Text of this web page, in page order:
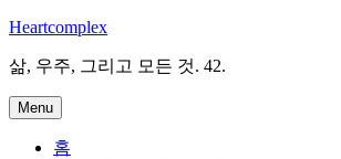
Skip
content
Heartcomplex
삶, 우주, 그리고 모든 것. 42.
Menu
홈